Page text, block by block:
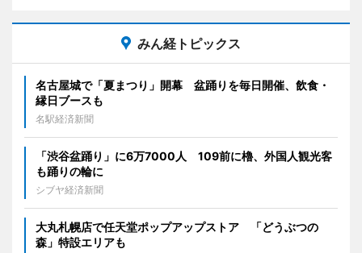
みん経トピックス
名古屋城で「夏まつり」開幕 盆踊りを毎日開催、飲食・
縁日ブースも
名駅経済新聞
「渋谷盆踊り」に6万7000人 109前に櫓、外国人観光客
も踊りの輪に
シブヤ経済新聞
大丸札幌店で任天堂ポップアップストア 「どうぶつの
森」特設エリアも